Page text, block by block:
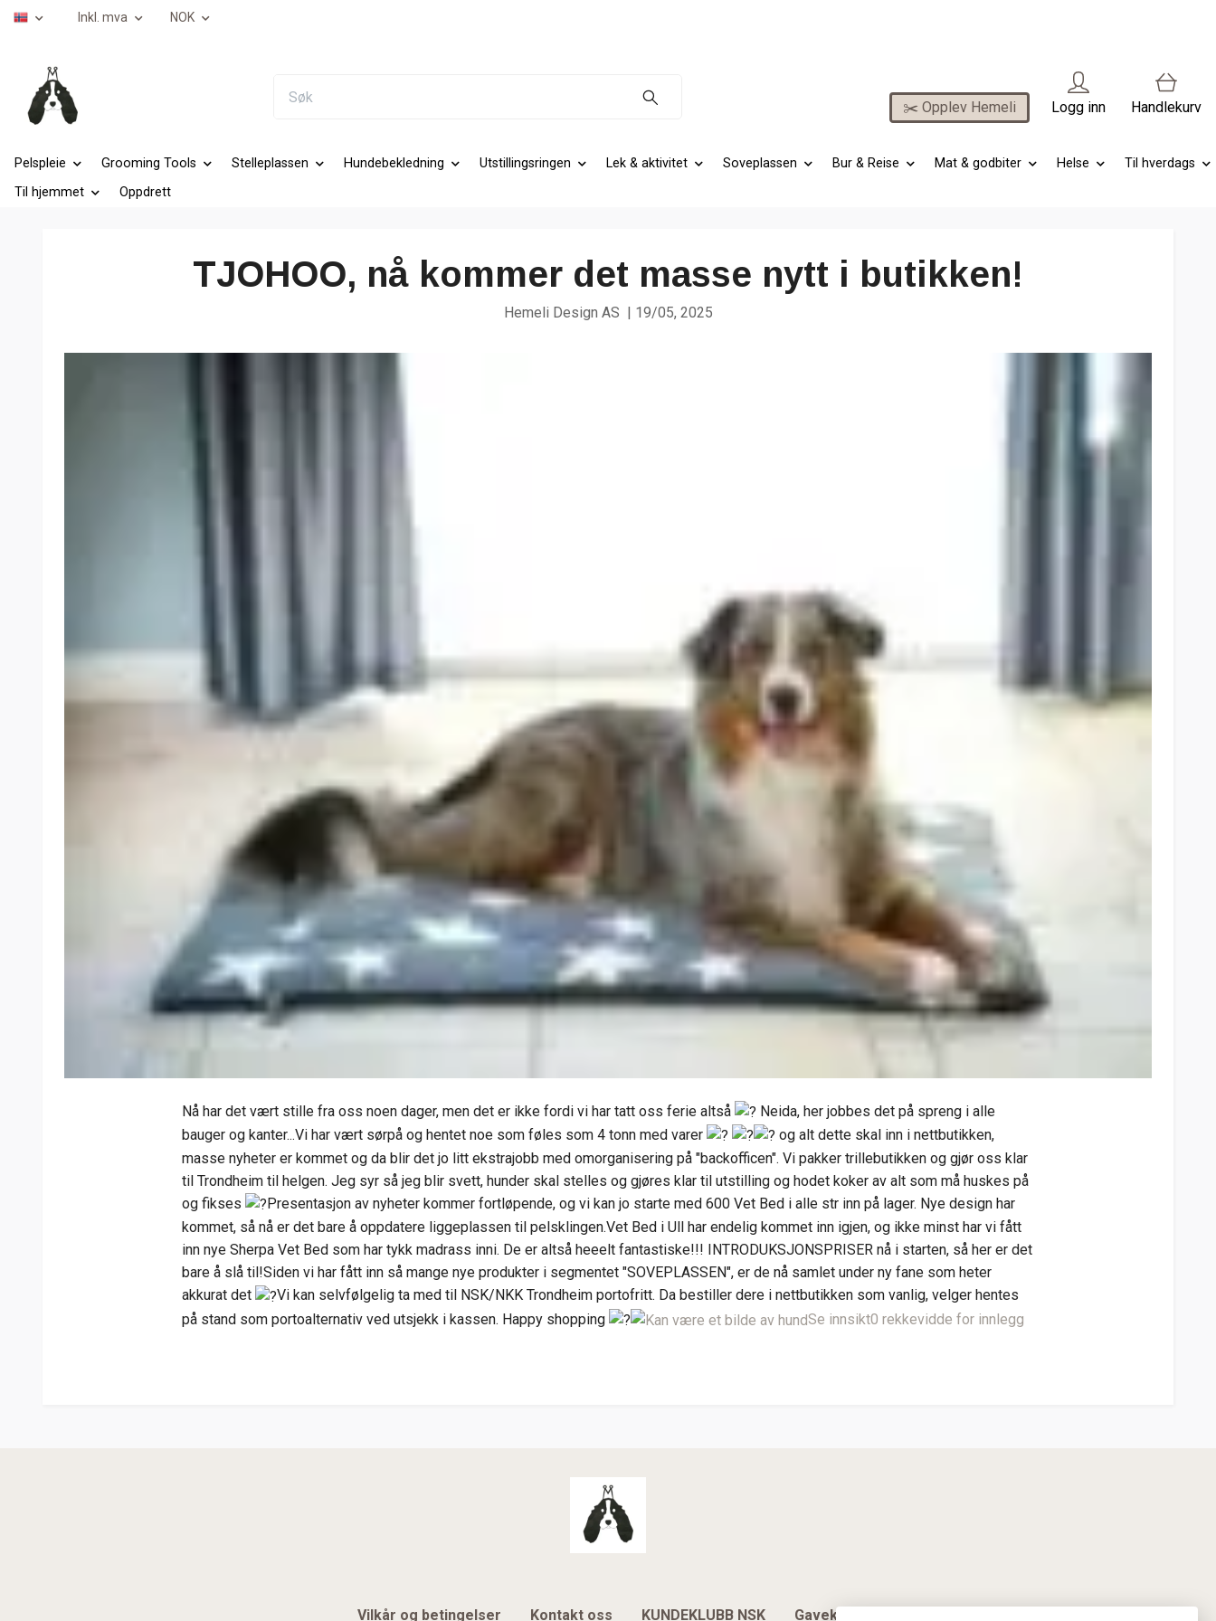
Inkl. mva NOK
✂️ Opplev Hemeli Logg inn Handlekurv
Pelspleie Grooming Tools Stelleplassen Hundebekledning Utstillingsringen Lek & aktivitet Soveplassen Bur & Reise Mat & godbiter Helse
Til hverdags
Til hjemmet
Oppdrett
TJOHOO, nå kommer det masse nytt i butikken!
Hemeli Design AS 19/05, 2025
Nå har det vært stille fra oss noen dager, men det er ikke fordi vi har tatt oss ferie altså
Neida, her jobbes det på spreng i alle
bauger og kanter...Vi har vært sørpå og hentet noe som føles som 4 tonn med varer
og alt dette skal inn i nettbutikken,
masse nyheter er kommet og da blir det jo litt ekstrajobb med omorganisering på "backofficen". Vi pakker trillebutikken og gjør oss klar
til Trondheim til helgen. Jeg syr så jeg blir svett, hunder skal stelles og gjøres klar til utstilling og hodet koker av alt som må huskes på
og fikses
Presentasjon av nyheter kommer fortløpende, og vi kan jo starte med 600 Vet Bed i alle str inn på lager. Nye design har
kommet, så nå er det bare å oppdatere liggeplassen til pelsklingen.Vet Bed i Ull har endelig kommet inn igjen, og ikke minst har vi fått
inn nye Sherpa Vet Bed som har tykk madrass inni. De er altså heeelt fantastiske!!! INTRODUKSJONSPRISER nå i starten, så her er det
bare å slå til!Siden vi har fått inn så mange nye produkter i segmentet "SOVEPLASSEN", er de nå samlet under ny fane som heter
akkurat det
Vi kan selvfølgelig ta med til NSK/NKK Trondheim portofritt. Da bestiller dere i nettbutikken som vanlig, velger hentes
på stand som portoalternativ ved utsjekk i kassen. Happy shopping
Se innsikt0 rekkevidde for innlegg
Vilkår og betingelser Kontakt oss KUNDEKLUBB NSK Gavekort